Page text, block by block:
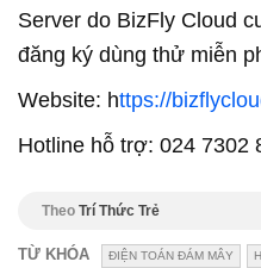
Server do BizFly Cloud
đăng ký dùng thử miễn
Website: https://
Hotline hỗ trợ: 024 7302
Theo Trí Thức Trẻ
TỪ KHÓA ĐIỆN TOÁN ĐÁM MÂY